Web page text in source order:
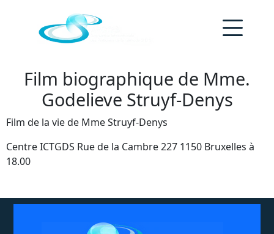
Film biographique de Mme.
Godelieve Struyf-Denys
Film de la vie de Mme Struyf-Denys
Centre ICTGDS Rue de la Cambre 227 1150 Bruxelles à
18.00